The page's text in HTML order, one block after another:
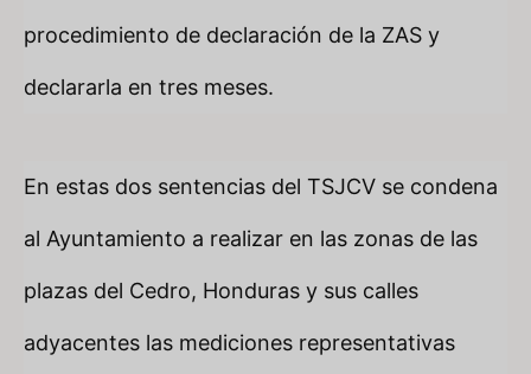
procedimiento de declaración de la ZAS y
declararla en tres meses.
En estas dos sentencias del TSJCV se condena
al Ayuntamiento a realizar en las zonas de las
plazas del Cedro, Honduras y sus calles
adyacentes las mediciones representativas